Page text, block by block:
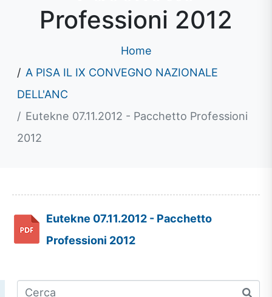
Professioni 2012
Home
A PISA IL IX CONVEGNO NAZIONALE
DELL'ANC
Eutekne 07.11.2012 - Pacchetto Professioni
2012
Eutekne 07.11.2012 - Pacchetto
Professioni 2012